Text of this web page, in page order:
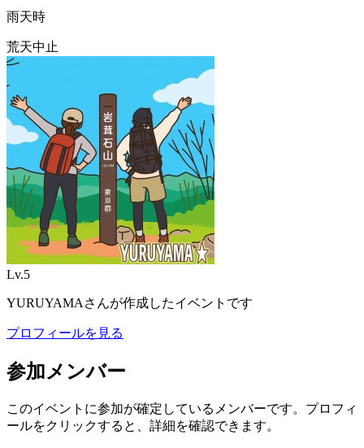
雨天時
荒天中止
Lv.5
YURUYAMAさんが作成したイベントです
プロフィールを見る
参加メンバー
このイベントに参加が確定しているメンバーです。プロフィ
ールをクリックすると、詳細を確認できます。